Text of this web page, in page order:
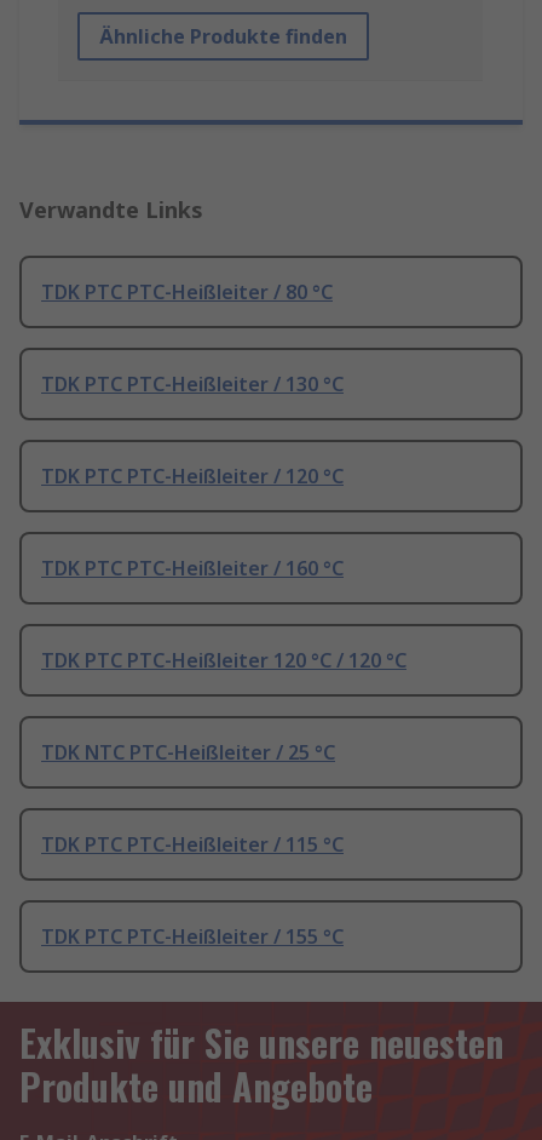
Ähnliche Produkte finden
Verwandte Links
TDK PTC PTC-Heißleiter / 80 °C
TDK PTC PTC-Heißleiter / 130 °C
TDK PTC PTC-Heißleiter / 120 °C
TDK PTC PTC-Heißleiter / 160 °C
TDK PTC PTC-Heißleiter 120 °C / 120 °C
TDK NTC PTC-Heißleiter / 25 °C
TDK PTC PTC-Heißleiter / 115 °C
TDK PTC PTC-Heißleiter / 155 °C
Exklusiv für Sie unsere neuesten
Produkte und Angebote